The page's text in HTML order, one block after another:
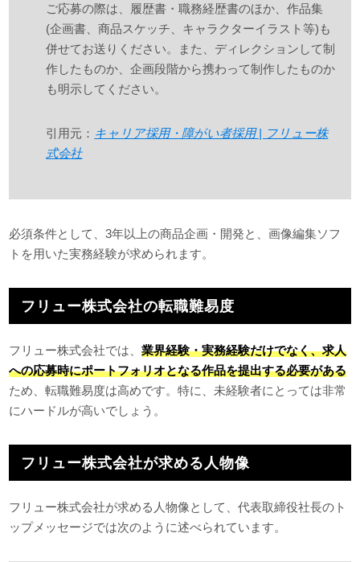
ご応募の際は、履歴書・職務経歴書のほか、作品集
(企画書、商品スケッチ、キャラクターイラスト等)も
併せてお送りください。また、ディレクションして制
作したものか、企画段階から携わって制作したものか
も明示してください。
引用元： キャリア採用・障がい者採用 | フリュー株
式会社
必須条件として、3年以上の商品企画・開発と、画像編集ソフ
トを用いた実務経験が求められます。
フリュー株式会社の転職難易度
フリュー株式会社では、業界経験・実務経験だけでなく、求人
への応募時にポートフォリオとなる作品を提出する必要がある
ため、転職難易度は高めです。特に、未経験者にとっては非常
にハードルが高いでしょう。
フリュー株式会社が求める人物像
フリュー株式会社が求める人物像として、代表取締役社長のト
ップメッセージでは次のように述べられています。